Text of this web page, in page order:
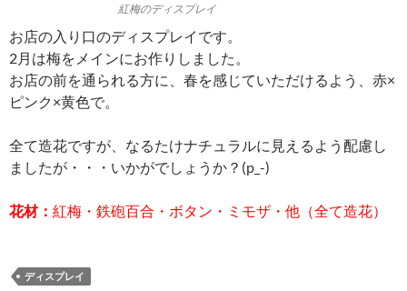
紅梅のディスプレイ
お店の入り口のディスプレイです。
2月は梅をメインにお作りしました。
お店の前を通られる方に、春を感じていただけるよう、赤×
ピンク×黄色で。
全て造花ですが、なるたけナチュラルに見えるよう配慮し
ましたが・・・いかがでしょうか？(p_-)
花材： 紅梅・鉄砲百合・ボタン・ミモザ・他（全て造花）
ディスプレイ